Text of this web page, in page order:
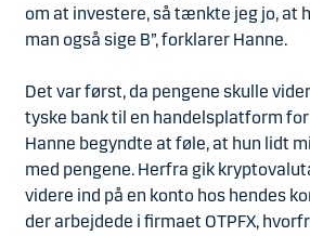
om at investere, så tænkte jeg jo, at
man også sige B”, forklarer Hanne.
Det var først, da pengene skulle
tyske bank til en handelsplatform for
Hanne begyndte at føle, at hun lidt
med pengene. Herfra gik
videre ind på en konto hos hendes
der arbejdede i firmaet OTPFX,